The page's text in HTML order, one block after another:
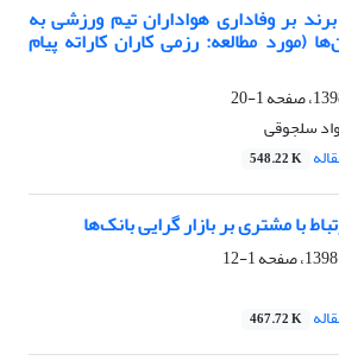
بر وفاداری هواداران تیم ورزشی به
(مورد مطالعه: رزمی کاران کاراته پیام
1-20
سلجوقی
548.22 K
با مشتری بر بازار گرایی بانک‌ها
1-12
467.72 K